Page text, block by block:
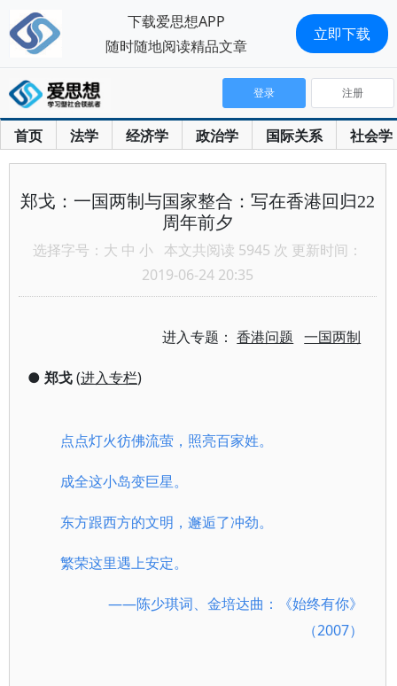
首页 法学 经济学 政治学 国际关系 社会学
登录 注册
郑戈：一国两制与国家整合：写在香港回归22
周年前夕
选择字号： 大 中 小 本文共阅读 5945 次 更新时间：
2019-06-24 20:35
进入专题：香港问题 一国两制
● 郑戈(进入专栏)
点点灯火彷佛流萤，照亮百家姓。
成全这小岛变巨星。
东方跟西方的文明，邂逅了冲劲。
繁荣这里遇上安定。
——陈少琪词、金培达曲：《始终有你》
（2007）
下载爱思想APP
随时随地阅读精品文章
立即下载